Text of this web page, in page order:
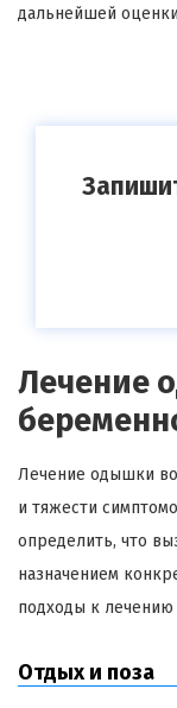
дальнейшей
Лечение
Лечение одышки
и тяжести
определить, что
назначением
подходы к
Отдых и поза